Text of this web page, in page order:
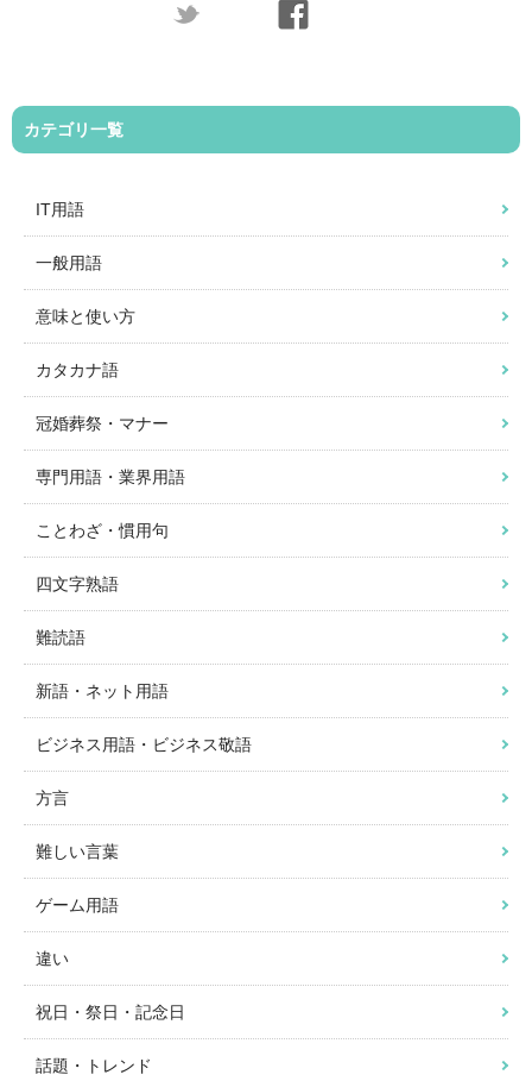
カテゴリ一覧
IT用語
一般用語
意味と使い方
カタカナ語
冠婚葬祭・マナー
専門用語・業界用語
ことわざ・慣用句
四文字熟語
難読語
新語・ネット用語
ビジネス用語・ビジネス敬語
方言
難しい言葉
ゲーム用語
違い
祝日・祭日・記念日
話題・トレンド